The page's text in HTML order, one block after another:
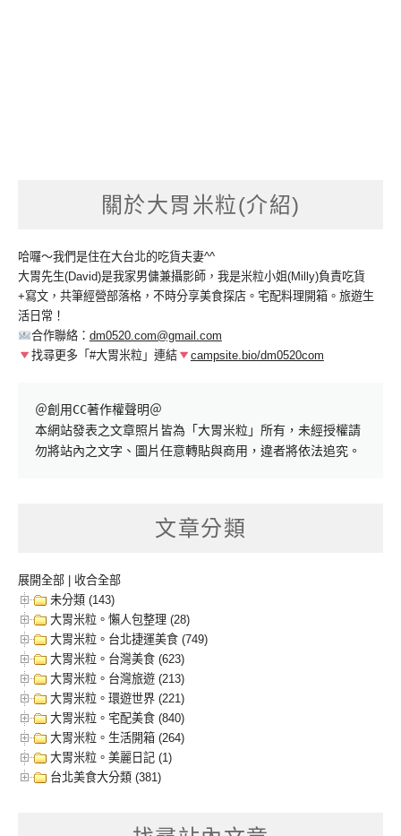
關於大胃米粒(介紹)
哈囉～我們是住在大台北的吃貨夫妻^^
大胃先生(David)是我家男傭兼攝影師，我是米粒小姐(Milly)負責吃貨
+寫文，共筆經營部落格，不時分享美食探店。宅配料理開箱。旅遊生
活日常！
合作聯絡： dm0520.com@gmail.com
找尋更多「#大胃米粒」連結
campsite.bio/dm0520com
＠創用CC著作權聲明＠
本網站發表之文章照片皆為「大胃米粒」所有，未經授權請
勿將站內之文字、圖片任意轉貼與商用，違者將依法追究。
文章分類
展開全部
收合全部
未分類 (143)
大胃米粒。懶人包整理 (28)
大胃米粒。台北捷運美食 (749)
大胃米粒。台灣美食 (623)
大胃米粒。台灣旅遊 (213)
大胃米粒。環遊世界 (221)
大胃米粒。宅配美食 (840)
大胃米粒。生活開箱 (264)
大胃米粒。美麗日記 (1)
台北美食大分類 (381)